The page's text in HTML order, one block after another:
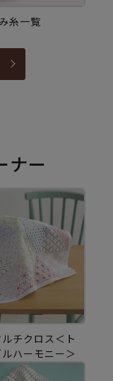
糸一覧
ナー
チクロス＜ト
ハーモニー＞